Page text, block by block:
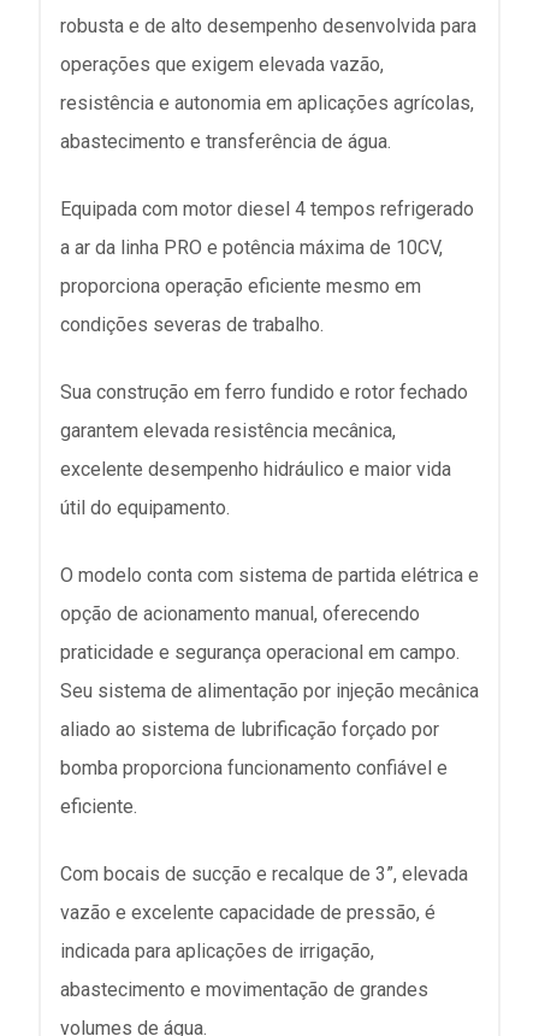
robusta e de alto desempenho desenvolvida para
operações que exigem elevada vazão,
resistência e autonomia em aplicações agrícolas,
abastecimento e transferência de água.
Equipada com motor diesel 4 tempos refrigerado
a ar da linha PRO e potência máxima de 10CV,
proporciona operação eficiente mesmo em
condições severas de trabalho.
Sua construção em ferro fundido e rotor fechado
garantem elevada resistência mecânica,
excelente desempenho hidráulico e maior vida
útil do equipamento.
O modelo conta com sistema de partida elétrica e
opção de acionamento manual, oferecendo
praticidade e segurança operacional em campo.
Seu sistema de alimentação por injeção mecânica
aliado ao sistema de lubrificação forçado por
bomba proporciona funcionamento confiável e
eficiente.
Com bocais de sucção e recalque de 3”, elevada
vazão e excelente capacidade de pressão, é
indicada para aplicações de irrigação,
abastecimento e movimentação de grandes
volumes de água.